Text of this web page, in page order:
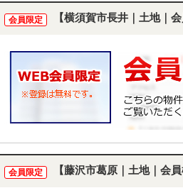
会員限定 【横須賀市長井｜土地｜
会員限定 【藤沢市葛原｜土地｜会